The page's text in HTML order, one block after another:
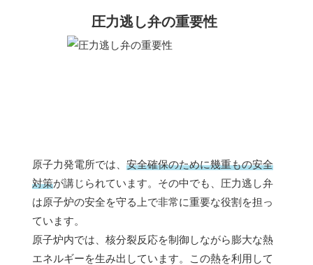
圧力逃し弁の重要性
原子力発電所では、 安全確保のために幾重もの安全
対策が講じられています。その中でも、圧力逃し弁
は原子炉の安全を守る上で非常に重要な役割を担っ
ています。
原子炉内では、核分裂反応を制御しながら膨大な熱
エネルギーを生み出しています。この熱を利用して